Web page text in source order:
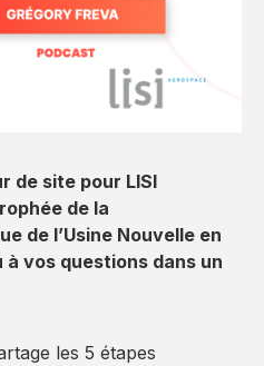
de site pour LISI
de la
de l’Usine Nouvelle en
vos questions dans un
les 5 étapes